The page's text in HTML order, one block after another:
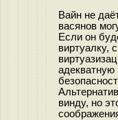
Вайн не
васянов
Если он
виртуалку,
адекватную
винду, но